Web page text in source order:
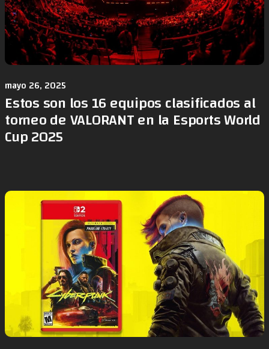
mayo 26, 2025
Estos son los 16 equipos clasificados al
torneo de VALORANT en la Esports World
Cup 2025